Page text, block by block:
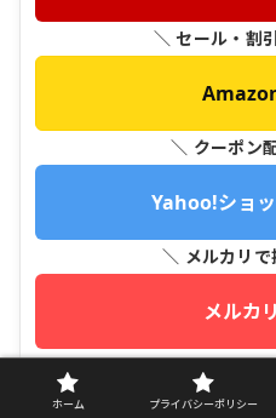
＼ セール・割
＼ クーポン
Yahoo!ショ
＼ メルカリ
メルカ
＼ Qoo10でメ
ホーム プライバシーポリシー